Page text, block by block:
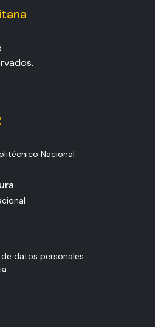
Nacional
datos personales